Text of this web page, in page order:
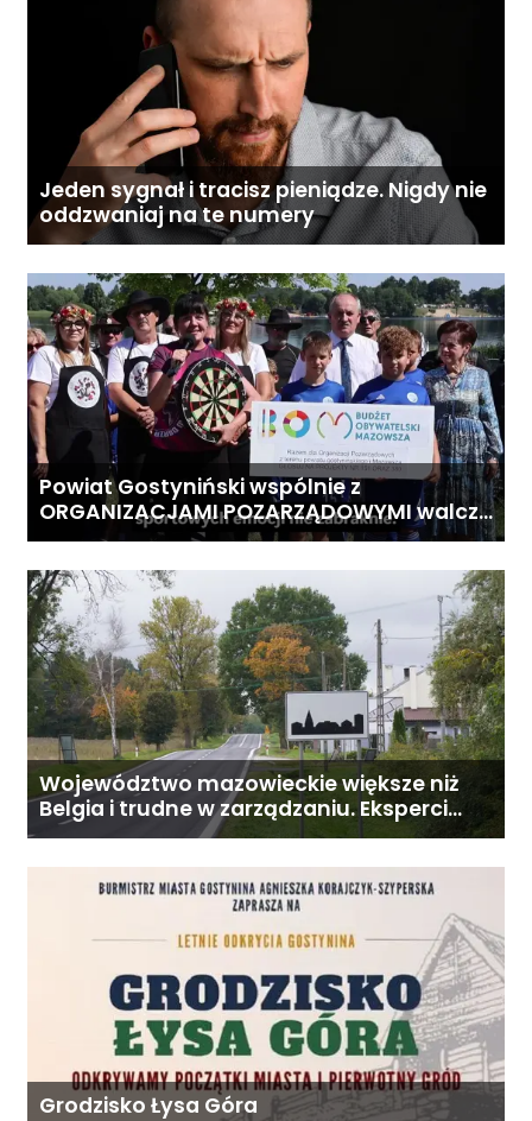
Jeden sygnał i tracisz pieniądze. Nigdy nie
oddzwaniaj na te numery
Powiat Gostyniński wspólnie z
ORGANIZACJAMI POZARZĄDOWYMI walczą
o środki z Budżetu Obywatelskiego
terenu!
Województwo mazowieckie większe niż
Belgia i trudne w zarządzaniu. Eksperci
proponują podział centralnej Polski
Grodzisko Łysa Góra